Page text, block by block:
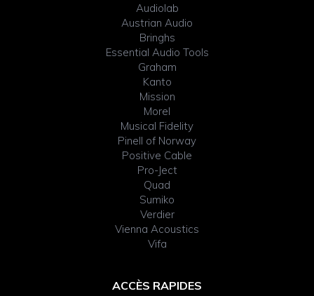
Audiolab
Austrian Audio
Bringhs
Essential Audio Tools
Graham
Kanto
Mission
Morel
Musical Fidelity
Pinell of Norway
Positive Cable
Pro-Ject
Quad
Sumiko
Verdier
Vienna Acoustics
Vifa
ACCÈS RAPIDES